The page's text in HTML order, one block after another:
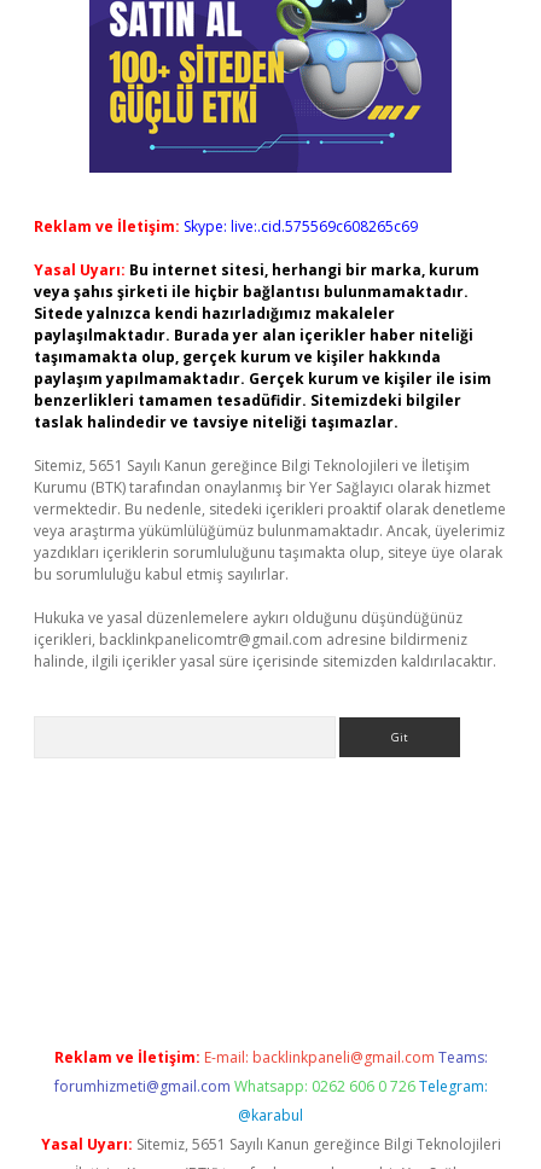
Reklam ve İletişim: Skype: live:.cid.575569c608265c69
Yasal Uyarı: Bu internet sitesi, herhangi bir marka, kurum
veya şahıs şirketi ile hiçbir bağlantısı bulunmamaktadır.
Sitede yalnızca kendi hazırladığımız makaleler
paylaşılmaktadır. Burada yer alan içerikler haber niteliği
taşımamakta olup, gerçek kurum ve kişiler hakkında
paylaşım yapılmamaktadır. Gerçek kurum ve kişiler ile isim
benzerlikleri tamamen tesadüfidir. Sitemizdeki bilgiler
taslak halindedir ve tavsiye niteliği taşımazlar.
Sitemiz, 5651 Sayılı Kanun gereğince Bilgi Teknolojileri ve İletişim
Kurumu (BTK) tarafından onaylanmış bir Yer Sağlayıcı olarak hizmet
vermektedir. Bu nedenle, sitedeki içerikleri proaktif olarak denetleme
veya araştırma yükümlülüğümüz bulunmamaktadır. Ancak, üyelerimiz
yazdıkları içeriklerin sorumluluğunu taşımakta olup, siteye üye olarak
bu sorumluluğu kabul etmiş sayılırlar.
Hukuka ve yasal düzenlemelere aykırı olduğunu düşündüğünüz
içerikleri, backlinkpanelicomtr@gmail.com adresine bildirmeniz
halinde, ilgili içerikler yasal süre içerisinde sitemizden kaldırılacaktır.
Reklam ve İletişim: E-mail: backlinkpaneli@gmail.com Teams:
forumhizmeti@gmail.com Whatsapp: 0262 606 0 726 Telegram:
@karabul
Yasal Uyarı: Sitemiz, 5651 Sayılı Kanun gereğince Bilgi Teknolojileri